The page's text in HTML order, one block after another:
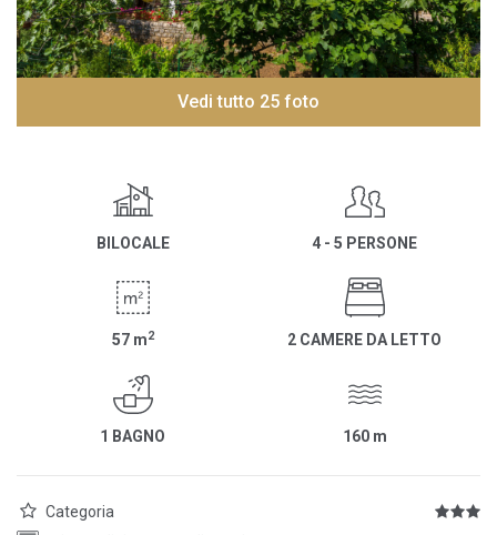
Vedi tutto 25 foto
BILOCALE 4 - 5 PERSONE
57 m2 2 CAMERE DA LETTO
1 BAGNO 160 m
Categoria